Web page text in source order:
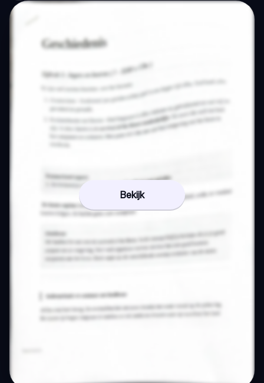
Bekijk